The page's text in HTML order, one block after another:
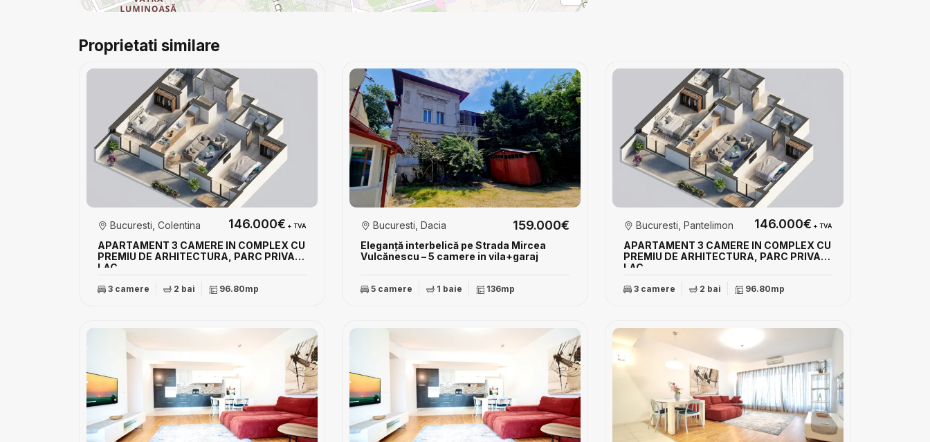
Proprietati similare
APARTAMENT 3 CAMERE IN COMPLEX CU
PREMIU DE ARHITECTURA, PARC PRIVAT,
LAC
Bucuresti, Colentina 146.000€ + TVA
3 camere 2 bai 96.80mp
Eleganță interbelică pe Strada Mircea
Vulcănescu – 5 camere in vila+garaj
Bucuresti, Dacia 159.000€
5 camere 1 baie 136mp
APARTAMENT 3 CAMERE IN COMPLEX CU
PREMIU DE ARHITECTURA, PARC PRIVAT,
LAC
Bucuresti, Pantelimon 146.000€ + TVA
3 camere 2 bai 96.80mp